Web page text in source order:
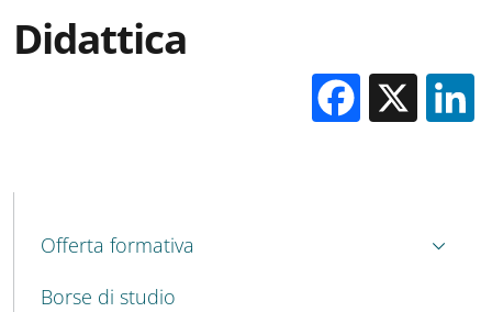
Didattica
X
MENU CEV SECOND NAVIGATION
Offerta formativa
Borse di studio